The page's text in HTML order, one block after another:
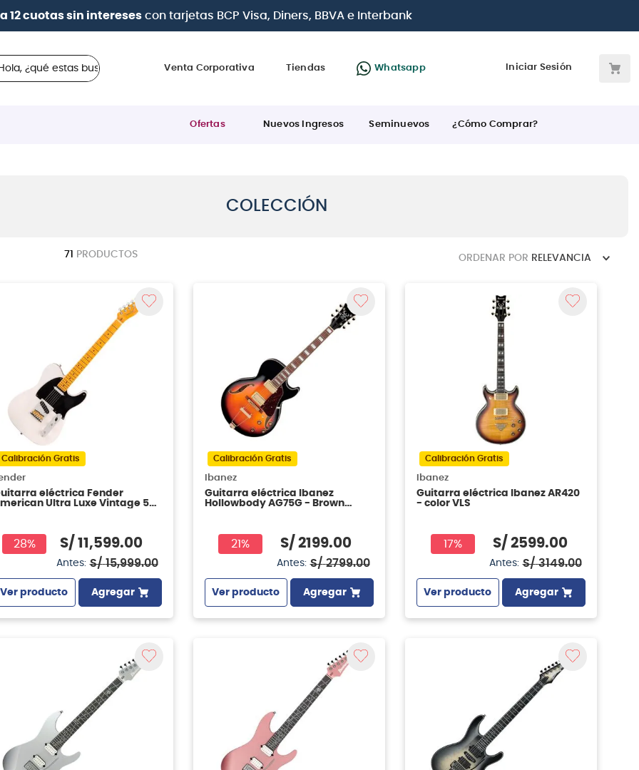
12 cuotas sin interesescon tarjetas BCP Visa, Diners, BBVA e Interbank
estas buscando?
Venta Corporativa Tiendas Whatsapp Iniciar Sesión
Ofertas Nuevos Ingresos Seminuevos ¿Cómo Comprar?
COLECCIÓN
71 PRODUCTOS ORDENAR POR RELEVANCIA
Calibración Gratis
eléctrica Fender
Ultra Luxe Vintage 50s
28% S/ 11 ,599.00
Antes: S/ 15,999.00
Ver producto Agregar
Calibración Gratis
Ibanez
Guitarra eléctrica Ibanez
Hollowbody AG75G - Brown
21% S/ 2199.00
Antes: S/ 2799.00
Ver producto Agregar
Calibración Gratis
Ibanez
Guitarra eléctrica Ibanez AR420
- color VLS
17% S/ 2599.00
Antes: S/ 3149.00
Ver producto Agregar